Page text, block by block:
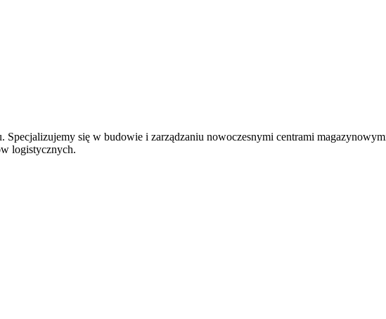
się w budowie i zarządzaniu nowoczesnymi centrami
logistycznych.